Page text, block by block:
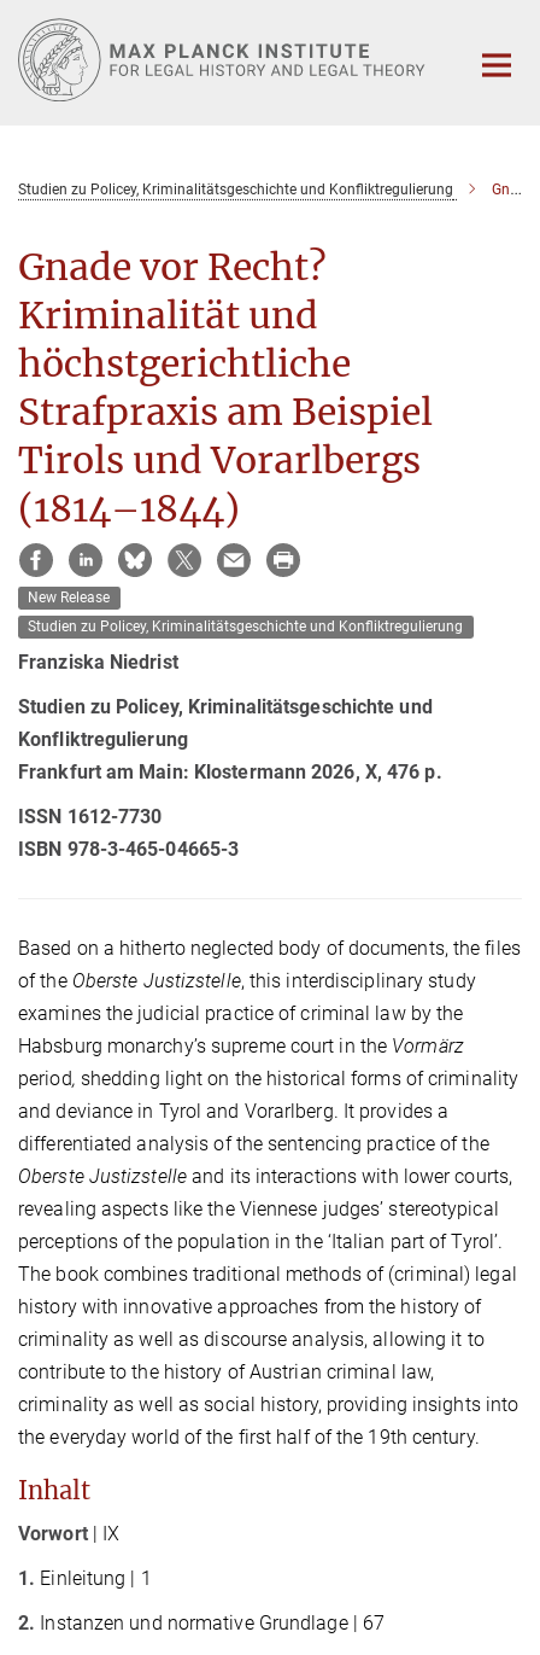
Main-
Content
Studien zu Policey, Kriminalitätsgeschichte und Konfliktregulierung Gnade vor Recht? Kriminalität und höchstgerichtliche Strafpraxis am Beispiel Tirols und Vorarlbergs (1814–1844)
Gnade vor Recht?
Kriminalität und
höchstgerichtliche
Strafpraxis am Beispiel
Tirols und Vorarlbergs
(1814–1844)
New Release
Studien zu Policey‚ Kriminalitätsgeschichte und Konfliktregulierung
Franziska Niedrist
Studien zu Policey, Kriminalitätsgeschichte und
Konfliktregulierung
Frankfurt am Main: Klostermann 2026, X, 476 p.
ISSN 1612-7730
ISBN 978-3-465-04665-3
Based on a hitherto neglected body of documents, the files
of the Oberste Justizstelle, this interdisciplinary study
examines the judicial practice of criminal law by the
Habsburg monarchy’s supreme court in the Vormärz
period, shedding light on the historical forms of criminality
and deviance in Tyrol and Vorarlberg. It provides a
differentiated analysis of the sentencing practice of the
Oberste Justizstelle and its interactions with lower courts,
revealing aspects like the Viennese judges’ stereotypical
perceptions of the population in the ‘Italian part of Tyrol’.
The book combines traditional methods of (criminal) legal
history with innovative approaches from the history of
criminality as well as discourse analysis, allowing it to
contribute to the history of Austrian criminal law,
criminality as well as social history, providing insights into
the everyday world of the first half of the 19th century.
Inhalt
Vorwort| IX
1. Einleitung | 1
2. Instanzen und normative Grundlage | 67